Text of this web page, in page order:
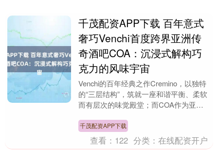
千茂配资APP下载 百年意式
奢巧Venchi首度跨界亚洲传
奇酒吧COA：沉浸式解构巧
克力的风味宇宙
Venchi的百年经典之作Cremino，以独特
的“三层结构”，筑就一座和谐平衡、柔软
而有层次的味觉殿堂；而COA作为亚洲
通....
千茂配资APP下载
查看： 122 分类：在线配资开户